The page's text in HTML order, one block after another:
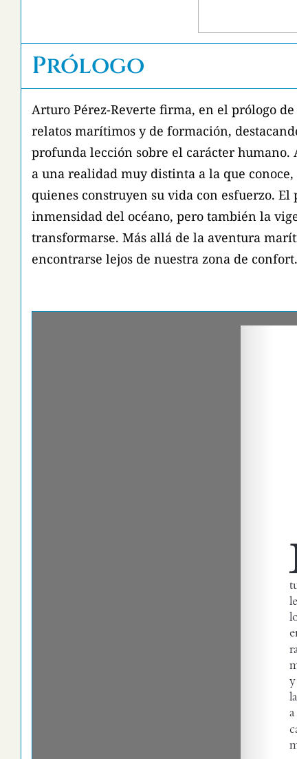
Prólogo
Arturo Pérez-Reverte firma, en el prólogo de
relatos marítimos y de formación,
profunda lección sobre el carácter humano.
a una realidad muy distinta a la que
quienes construyen su vida con esfuerzo.
inmensidad del océano, pero también la
transformarse. Más allá de la aventura
encontrarse lejos de nuestra zona de confort.